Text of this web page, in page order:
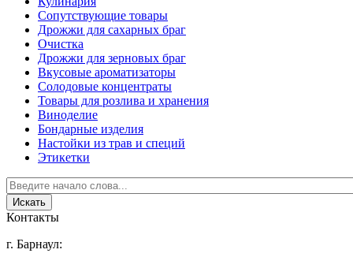
Сопутствующие товары
Дрожжи для сахарных браг
Очистка
Дрожжи для зерновых браг
Вкусовые ароматизаторы
Солодовые концентраты
Товары для розлива и хранения
Виноделие
Бондарные изделия
Настойки из трав и специй
Этикетки
Контакты
г. Барнаул: